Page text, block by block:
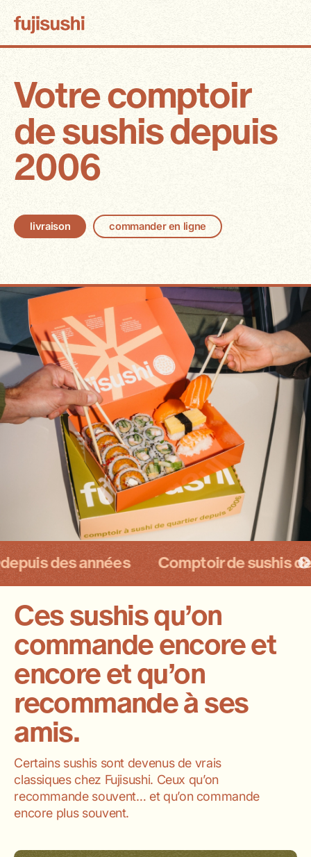
Votre comptoir
de sushis depuis
2006
livraison commander en ligne
Previous
des années Comptoir de sushis de
Ces sushis qu’on
commande encore et
encore et qu’on
recommande à ses
amis.
Certains sushis sont devenus de vrais
classiques chez Fujisushi. Ceux qu’on
recommande souvent… et qu’on commande
encore plus souvent.